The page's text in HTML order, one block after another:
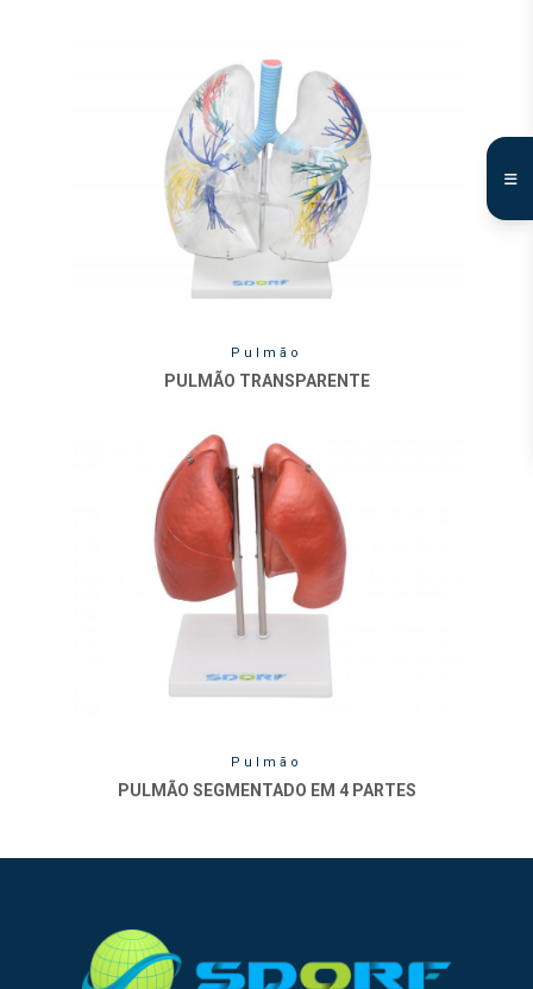
Pulmão
PULMÃO TRANSPARENTE
Pulmão
PULMÃO SEGMENTADO EM 4 PARTES